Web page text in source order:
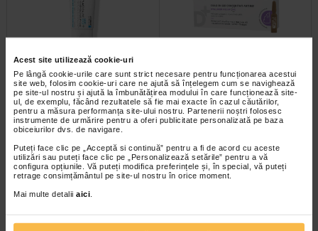
Acest site utilizează cookie-uri
Pe lângă cookie-urile care sunt strict necesare pentru funcționarea acestui
site web, folosim cookie-uri care ne ajută să înțelegem cum se navighează
pe site-ul nostru și ajută la îmbunătățirea modului în care funcționează site-
ul, de exemplu, făcând rezultatele să fie mai exacte în cazul căutărilor,
pentru a măsura performanța site-ului nostru. Partenerii noștri folosesc
instrumente de urmărire pentru a oferi publicitate personalizată pe baza
obiceiurilor dvs. de navigare.
Puteți face clic pe „Acceptă si continuă” pentru a fi de acord cu aceste
utilizări sau puteți face clic pe „Personalizează setările” pentru a vă
configura opțiunile. Vă puteți modifica preferințele și, în special, vă puteți
retrage consimțământul pe site-ul nostru în orice moment.
Mai multe detalii aici
CICAPLAST B5+ Balsam
reparator calmant, 40 ml, La…
La Roche Posay Cicaplast Balsam
B este o crema cu actiune
reparatoare cu indicatii multiple…
concentrat antirid, 10 x 2 ml…
Gerovital H3 Derma+ Fiole cu ser
Concentrat Antirid 6% Hyaluron
Filler reprezinta o solutie antirid…
Al 2-lea la jumătate de preț